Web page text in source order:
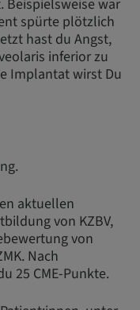
Beispielsweise war
spürte plötzlich
hast du Angst,
inferior zu
Implantat wirst Du
aktuellen
von KZBV,
von
Nach
25 CME-Punkte.